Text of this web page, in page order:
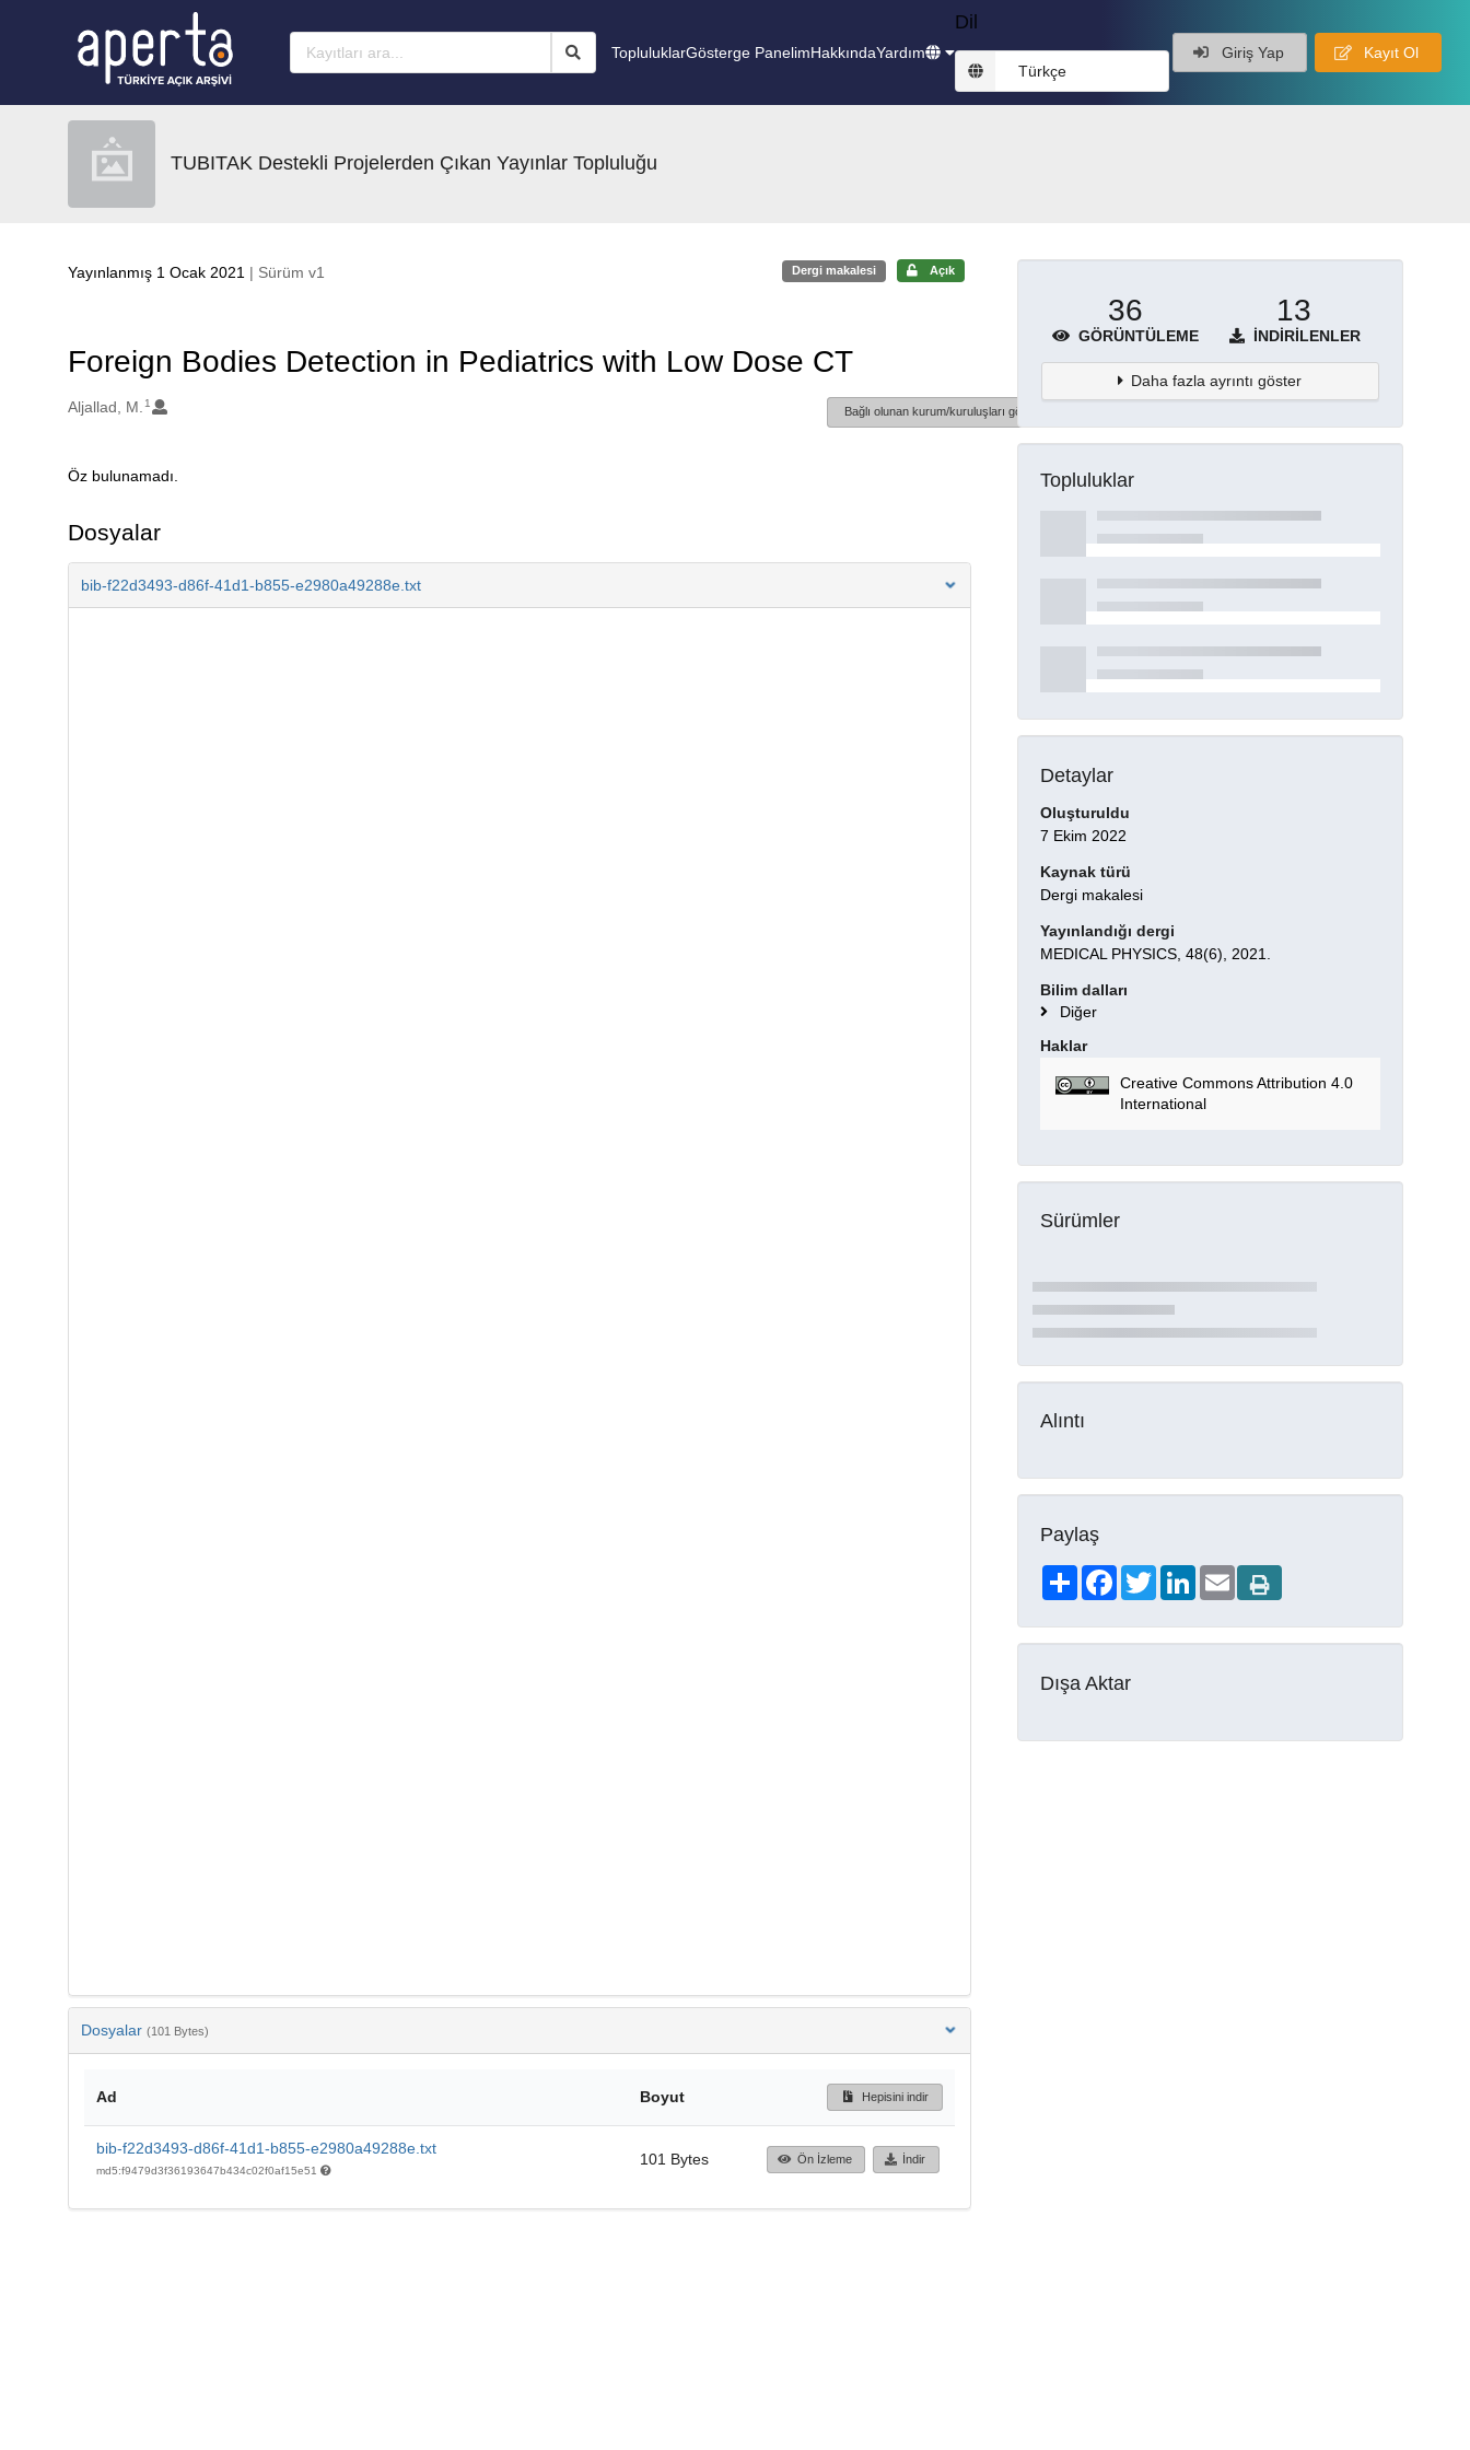
TopluluklarGösterge PanelimHakkındaYardım
Dil
Türkçe
Giriş Yap Kayıt Ol
TUBITAK Destekli Projelerden Çıkan Yayınlar Topluluğu
Yayınlanmış 1 Ocak 2021 | Sürüm v1 Dergi makalesi Açık
Foreign Bodies Detection in Pediatrics with Low Dose CT
Oluşturanlar
Aljallad, M. 1
Bağlı olunan kurum/kuruluşları göster
Açıklama
Öz bulunamadı.
Dosyalar
bib-f22d3493-d86f-41d1-b855-e2980a49288e.txt
Dosyalar (101 Bytes)
Ad Boyut Hepisini indir
bib-f22d3493-d86f-41d1-b855-e2980a49288e.txt
md5:f9479d3f36193647b434c02f0af15e51
101 Bytes Ön İzleme İndir
36
GÖRÜNTÜLEME
13
İNDIRILENLER
Daha fazla ayrıntı göster
Topluluklar
Detaylar
Oluşturuldu
7 Ekim 2022
Kaynak türü
Dergi makalesi
Yayınlandığı dergi
MEDICAL PHYSICS, 48(6), 2021.
Bilim dalları
Diğer
Haklar
Creative Commons Attribution 4.0
International
Sürümler
Alıntı
Paylaş
ShareFacebookTwitterLinkedIn
Email
Dışa Aktar